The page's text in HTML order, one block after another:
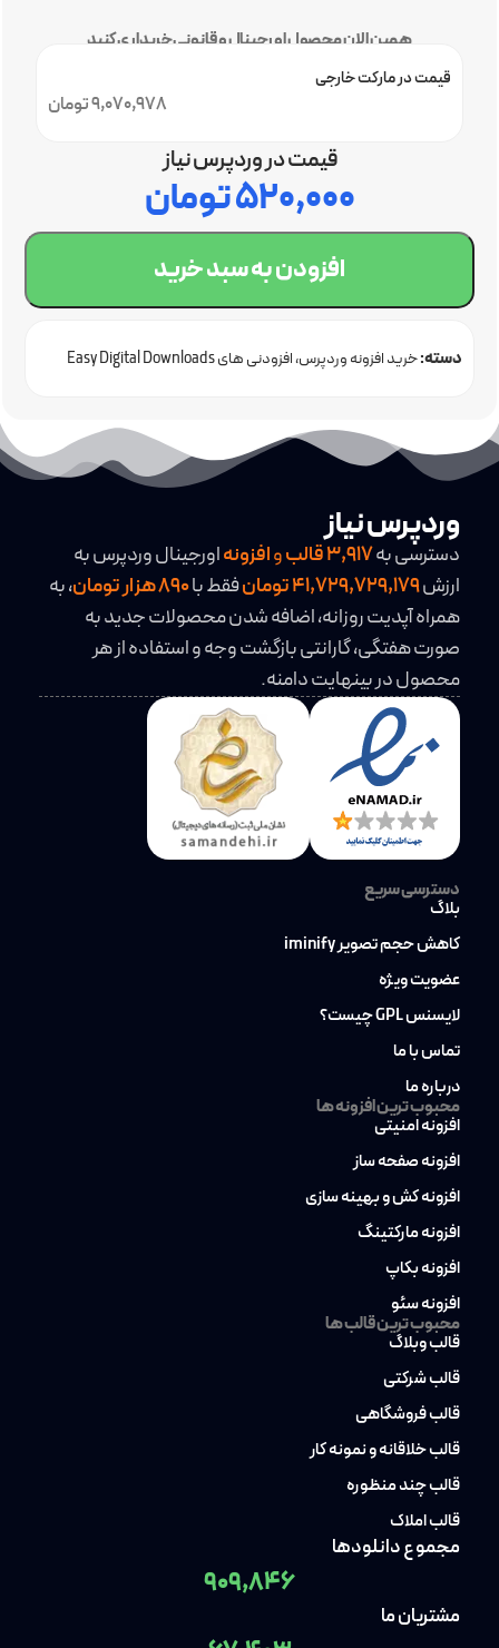
همین الان محصول اورجینال و قانونی خریداری کنید
9,070,978 تومان
قیمت در مارکت خارجی
قیمت در وردپرس نیاز
۵۲۰,۰۰۰تومان
افزودن به سبد خرید
دسته:خرید افزونه وردپرس افزودنی های Easy Digital Downloads
وردپرس نیاز
دسترسی به3,917قالبوافزونهاورجینال وردپرس به
ارزش41,729,729,179 تومان فقط با
، به
همراه آپدیت روزانه، اضافه شدن محصولات جدید به
صورت هفتگی، گارانتی بازگشت وجه و استفاده از هر
محصول در بینهایت دامنه.
دسترسی سریع
بلاگ
کاهش حجم تصویر iminify
عضویت ویژه
لایسنس GPL چیست؟
تماس با ما
درباره ما
محبوب ترین افزونه ها
افزونه امنیتی
افزونه صفحه ساز
افزونه کش و بهینه سازی
افزونه مارکتینگ
افزونه بکاپ
افزونه سئو
محبوب ترین قالب ها
قالب وبلاگ
قالب شرکتی
قالب فروشگاهی
قالب خلاقانه و نمونه کار
قالب چند منظوره
قالب املاک
مجموع دانلودها
909,846
مشتریان ما